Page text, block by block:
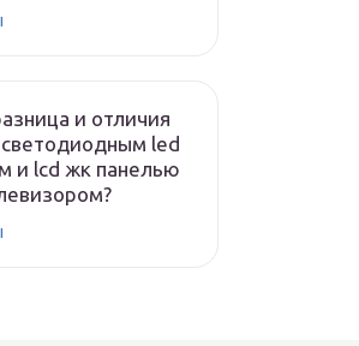
и отличия
led
и lcd жк панелью